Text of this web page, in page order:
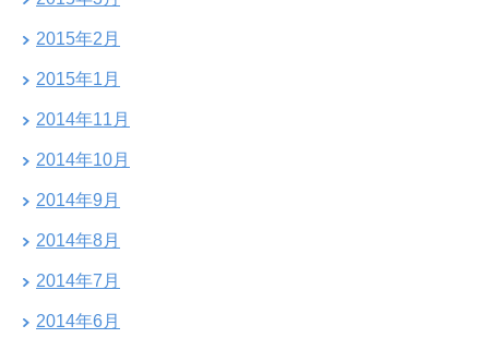
2015年2月
2015年1月
2014年11月
2014年10月
2014年9月
2014年8月
2014年7月
2014年6月